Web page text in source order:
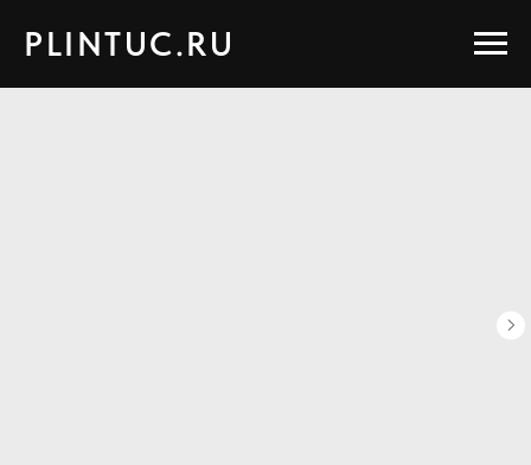
PLINTUC.RU